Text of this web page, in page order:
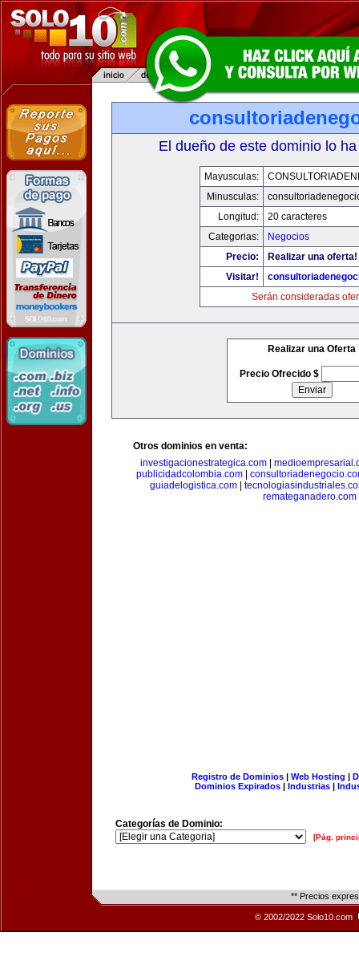
El dueño de este dominio lo
Mayusculas:
Minusculas:
Longitud:
20 caracteres
Categorias:
Negocios
Precio:
Realizar una oferta!
Visitar!
Serán consideradas
Realizar una Oferta
Precio Ofrecido $
Otros dominios en venta:
investigacionestrategica.com
publicidadcolombia.com|
guiadelogistica.com|
remateganadero.com
Registro de Dominios| Web Hosting |
Dominios Expirados | Industrias |
Categorías de Dominio:
[Pág.
** Precios
© 2002/2022 Solo10.com